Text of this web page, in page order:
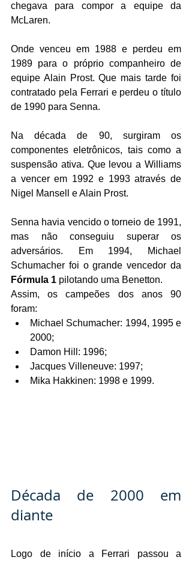
chegava para compor a equipe da
McLaren.
Onde venceu em 1988 e perdeu em
1989 para o próprio companheiro de
equipe Alain Prost. Que mais tarde foi
contratado pela Ferrari e perdeu o título
de 1990 para Senna.
Na década de 90, surgiram os
componentes eletrônicos, tais como a
suspensão ativa. Que levou a Williams
a vencer em 1992 e 1993 através de
Nigel Mansell e Alain Prost.
Senna havia vencido o torneio de 1991,
mas não conseguiu superar os
adversários. Em 1994, Michael
Fórmula 1 pilotando uma Benetton.
Assim, os campeões dos anos 90
foram:
Michael Schumacher: 1994, 1995 e
2000;
Damon Hill: 1996;
Jacques Villeneuve: 1997;
Mika Hakkinen: 1998 e 1999.
Década de 2000 em
diante
Logo de início a Ferrari passou a